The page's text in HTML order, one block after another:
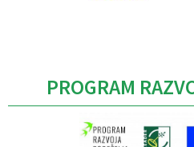
PROGRAM